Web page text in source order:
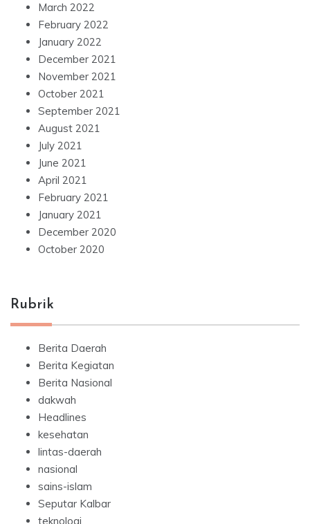
March 2022
February 2022
January 2022
December 2021
November 2021
October 2021
September 2021
August 2021
July 2021
June 2021
April 2021
February 2021
January 2021
December 2020
October 2020
Rubrik
Berita Daerah
Berita Kegiatan
Berita Nasional
dakwah
Headlines
kesehatan
lintas-daerah
nasional
sains-islam
Seputar Kalbar
teknologi